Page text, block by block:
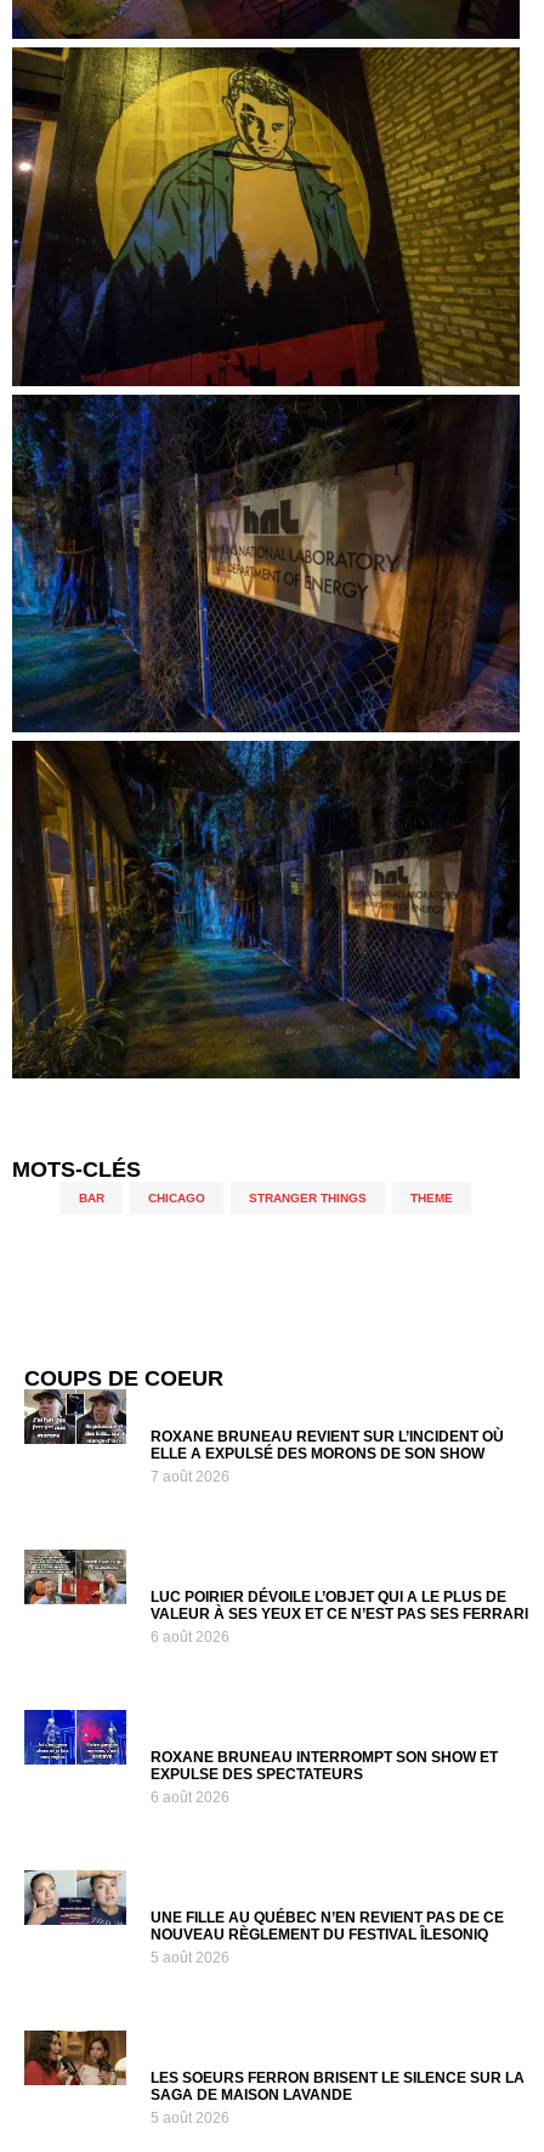
MOTS-CLÉS
BAR CHICAGO STRANGER THINGS THEME
COUPS DE COEUR
ROXANE BRUNEAU REVIENT SUR L’INCIDENT OÙ
ELLE A EXPULSÉ DES MORONS DE SON SHOW
7 août 2026
LUC POIRIER DÉVOILE L’OBJET QUI A LE PLUS DE
VALEUR À SES YEUX ET CE N’EST PAS SES FERRARI
6 août 2026
ROXANE BRUNEAU INTERROMPT SON SHOW ET
EXPULSE DES SPECTATEURS
6 août 2026
UNE FILLE AU QUÉBEC N’EN REVIENT PAS DE CE
NOUVEAU RÈGLEMENT DU FESTIVAL ÎLESONIQ
5 août 2026
LES SOEURS FERRON BRISENT LE SILENCE SUR LA
SAGA DE MAISON LAVANDE
5 août 2026